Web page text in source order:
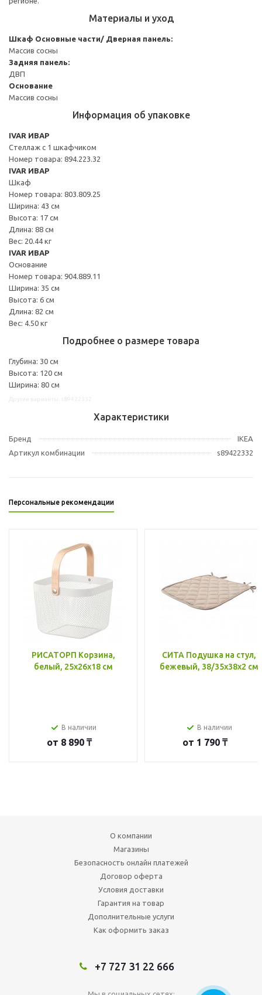
Материалы и уход
Шкаф Основные части/ Дверная панель:
Массив сосны
Задняя панель:
ДВП
Основание
Массив сосны
Информация об упаковке
IVAR ИВАР
Стеллаж с 1 шкафчиком
Номер товара: 894.223.32
IVAR ИВАР
Шкаф
Номер товара: 803.809.25
Ширина: 43 см
Высота: 17 см
Длина: 88 см
Вес: 20.44 кг
IVAR ИВАР
Основание
Номер товара: 904.889.11
Ширина: 35 см
Высота: 6 см
Длина: 82 см
Вес: 4.50 кг
Подробнее о размере товара
Глубина: 30 см
Высота: 120 см
Ширина: 80 см
Характеристики
Бренд
IKEA
Артикул комбинации
s89422332
Персональные рекомендации
РИСАТОРП Корзина,
белый, 25x26x18 см
В наличии
от 8 890 ₸
СИТА Подушка на стул,
бежевый, 38/35x38x2 см
В наличии
от 1 790 ₸
О компании
Магазины
Безопасность онлайн платежей
Договор оферта
Условия доставки
Гарантия на товар
Дополнительные услуги
Как оформить заказ
+7 727 31 22 666